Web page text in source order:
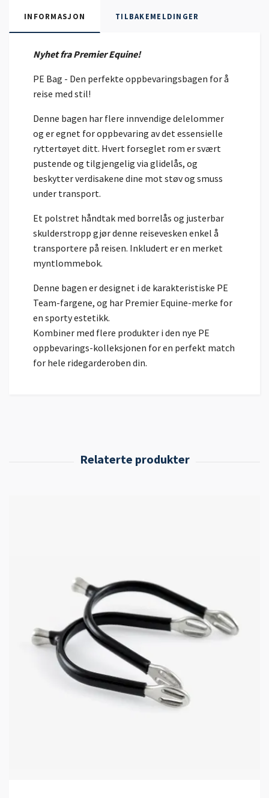
INFORMASJON TILBAKEMELDINGER
Nyhet fra Premier Equine!
PE Bag - Den perfekte oppbevaringsbagen for å
reise med stil!
Denne bagen har flere innvendige delelommer
og er egnet for oppbevaring av det essensielle
ryttertøyet ditt. Hvert forseglet rom er svært
pustende og tilgjengelig via glidelås, og
beskytter verdisakene dine mot støv og smuss
under transport.
Et polstret håndtak med borrelås og justerbar
skulderstropp gjør denne reisevesken enkel å
transportere på reisen. Inkludert er en merket
myntlommebok.
Denne bagen er designet i de karakteristiske PE
Team-fargene, og har Premier Equine-merke for
en sporty estetikk.
Kombiner med flere produkter i den nye PE
oppbevarings-kolleksjonen for en perfekt match
for hele ridegarderoben din.